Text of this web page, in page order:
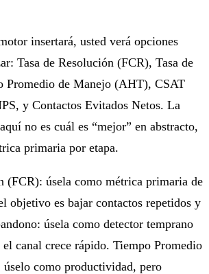
insertará, usted verá opciones
Tasa de Resolución (FCR), Tasa de
Promedio de Manejo (AHT), CSAT
y Contactos Evitados Netos. La
no es cuál es “mejor” en abstracto,
primaria por etapa.
(FCR): úsela como métrica primaria de
objetivo es bajar contactos repetidos y
úsela como detector temprano
canal crece rápido. Tiempo Promedio
como productividad, pero